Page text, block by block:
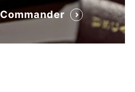
Commander